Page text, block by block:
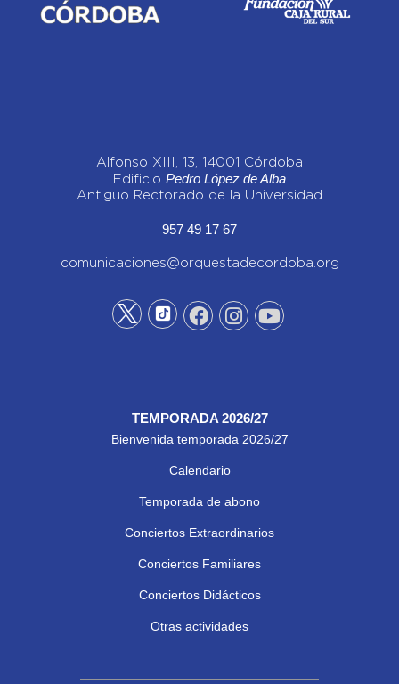
Alfonso XIII, 13, 14001 Córdoba
Edificio Pedro López de Alba
Antiguo Rectorado de la Universidad
957 49 17 67
comunicaciones@orquestadecordoba.org
TEMPORADA 2026/27
Bienvenida temporada 2026/27
Calendario
Temporada de abono
Conciertos Extraordinarios
Conciertos Familiares
Conciertos Didácticos
Otras actividades